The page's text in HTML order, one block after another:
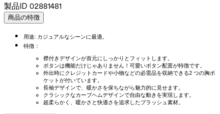
製品ID 02881481
商品の特徴
用途: カジュアルなシーンに最適。
特徴：
襟付きデザインが首元にしっかりとフィットします。
ボタンは機能だけじゃありません！可愛いボタン配置が特徴です。
外出時にクレジットカードや小物などの必需品を収納できる2 つの胸ポ
ケットが付いています。
長袖デザインで、暖かさを保ちながら魅力的に見せます。
クラシックなカーブヘムデザインで自由な動きを実現します。
超柔らかく、暖かさと快適さを追求したプラッシュ素材。